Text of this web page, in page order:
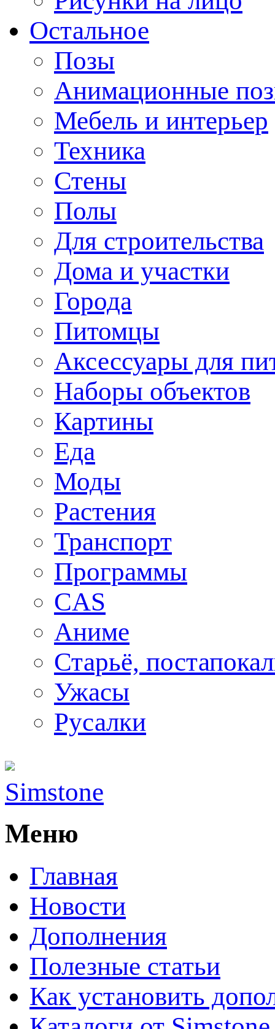
Остальное
Позы
Анимационные
Мебель и интерьер
Техника
Стены
Полы
Для строительства
Дома и участки
Города
Питомцы
Аксессуары для
Наборы объектов
Картины
Еда
Моды
Растения
Транспорт
Программы
CAS
Аниме
Старьё,
Ужасы
Русалки
Simstone
Меню
Главная
Новости
Дополнения
Полезные статьи
Как установить